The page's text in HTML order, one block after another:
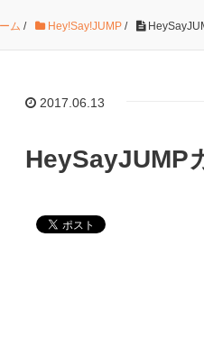
ム / Hey!Say!JUMP /
2017.06.13
HeySayJUMP